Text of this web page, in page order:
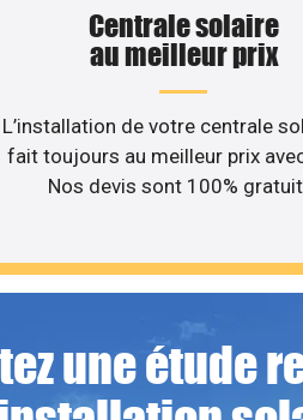
Centrale solaire
au meilleur prix
L’installation de votre centrale
fait toujours au meilleur prix
Nos devis sont 100%
une étude